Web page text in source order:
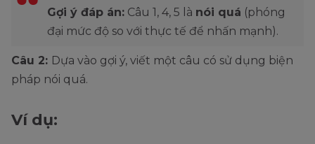
Gợi ý đáp án: Câu 1, 4, 5 là nói quá (phóng
đại mức độ so với thực tế để nhấn mạnh).
Câu 2: Dựa vào gợi ý, viết một câu có sử dụng biện
pháp nói quá.
Ví dụ: